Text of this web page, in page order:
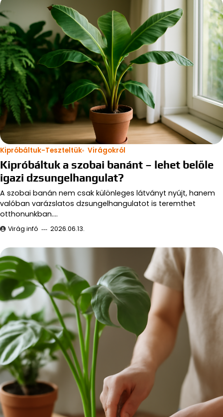
Kipróbáltuk-Teszteltük Virágokról
Kipróbáltuk a szobai banánt – lehet belőle
igazi dzsungelhangulat?
A szobai banán nem csak különleges látványt nyújt, hanem
valóban varázslatos dzsungelhangulatot is teremthet
otthonunkban.…
Virág infó 2026.06.13.